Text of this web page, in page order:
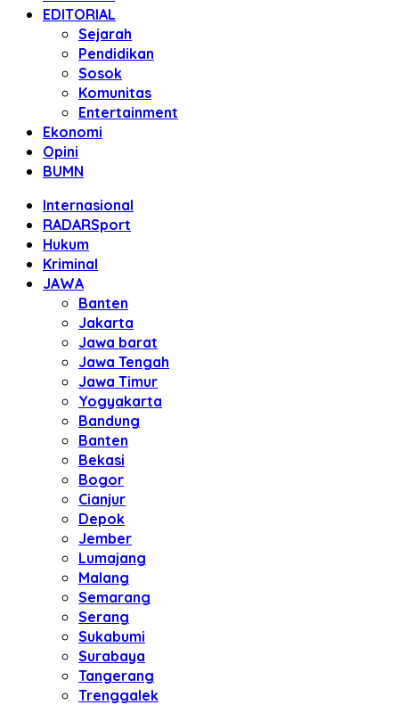
EDITORIAL
Sejarah
Pendidikan
Sosok
Komunitas
Entertainment
Ekonomi
Opini
BUMN
Internasional
RADARSport
Hukum
Kriminal
JAWA
Banten
Jakarta
Jawa barat
Jawa Tengah
Jawa Timur
Yogyakarta
Bandung
Banten
Bekasi
Bogor
Cianjur
Depok
Jember
Lumajang
Malang
Semarang
Serang
Sukabumi
Surabaya
Tangerang
Trenggalek